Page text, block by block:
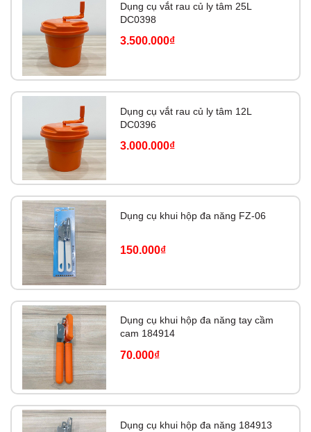
Dụng cụ vắt rau củ ly tâm 25L
DC0398
3.500.000₫
Dụng cụ vắt rau củ ly tâm 12L
DC0396
3.000.000₫
Dụng cụ khui hộp đa năng FZ-06
150.000₫
Dụng cụ khui hộp đa năng tay cầm
cam 184914
70.000₫
Dụng cụ khui hộp đa năng 184913